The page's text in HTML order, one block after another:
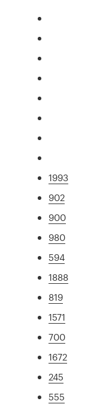
1993
902
900
980
594
1888
819
1571
700
1672
245
555